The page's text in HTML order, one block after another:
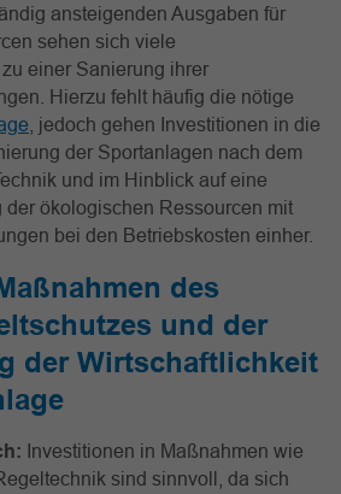
ansteigenden Ausgaben für
sehen sich viele
einer Sanierung ihrer
Hierzu fehlt häufig die nötige
, jedoch gehen Investitionen in die
der Sportanlagen nach dem
und im Hinblick auf eine
der ökologischen Ressourcen mit
bei den Betriebskosten einher.
des
und der
der Wirtschaftlichkeit
Investitionen in Maßnahmen wie
sind sinnvoll, da sich